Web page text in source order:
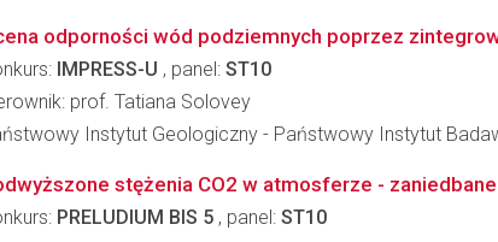
odporności wód podziemnych poprzez
IMPRESS-U , panel: ST10
prof. Tatiana Solovey
Instytut Geologiczny - Państwowy Instytut
stężenia CO2 w atmosferze -
PRELUDIUM BIS 5 , panel: ST10